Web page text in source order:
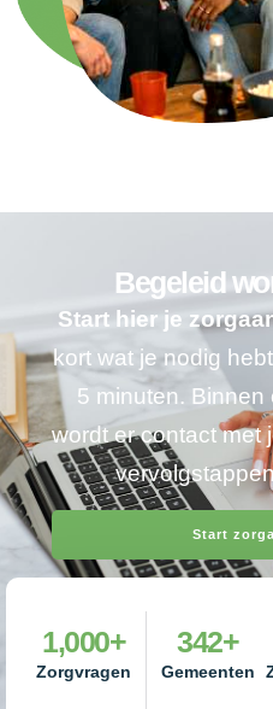
Begeleid
Start hier je
kort wat je nodig
5 minuten.
wordt er contact met
Start
Zorgvragen
1,000+
Gemeenten
342+